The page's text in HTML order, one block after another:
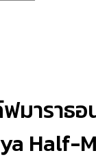
มาราธอ
Half-